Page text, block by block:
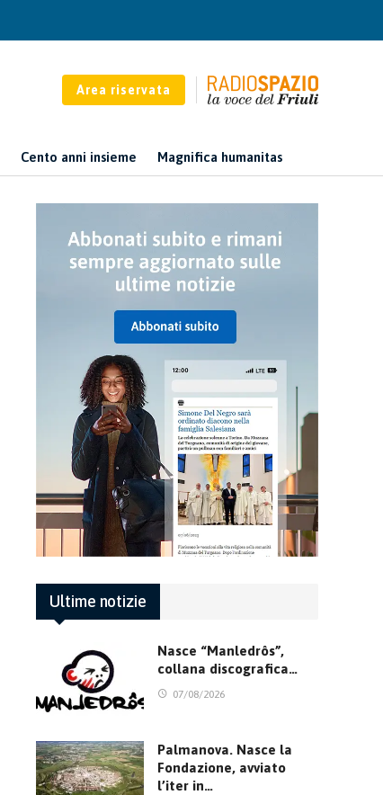
Area riservata
Cento anni insieme Magnifica humanitas
Ultime notizie
Nasce “Manledrôs”,
collana discografica…
07/08/2026
Palmanova. Nasce la
Fondazione, avviato
l’iter in…